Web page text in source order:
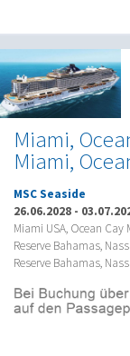
Miami,
Miami,
MSC Seaside
26.06.2028 -
Miami USA, Ocean Cay
Reserve Bahamas,
Reserve Bahamas,